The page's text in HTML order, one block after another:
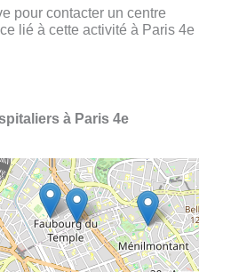
pour contacter un centre
lié à cette activité à Paris 4e
à Paris 4e